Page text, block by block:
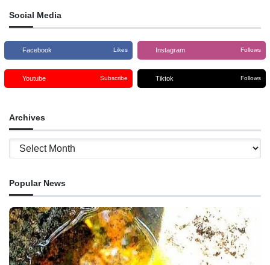
Social Media
Facebook Likes Instagram Follows
Youtube Subscribe Tiktok Follows
Archives
Archives
Popular News